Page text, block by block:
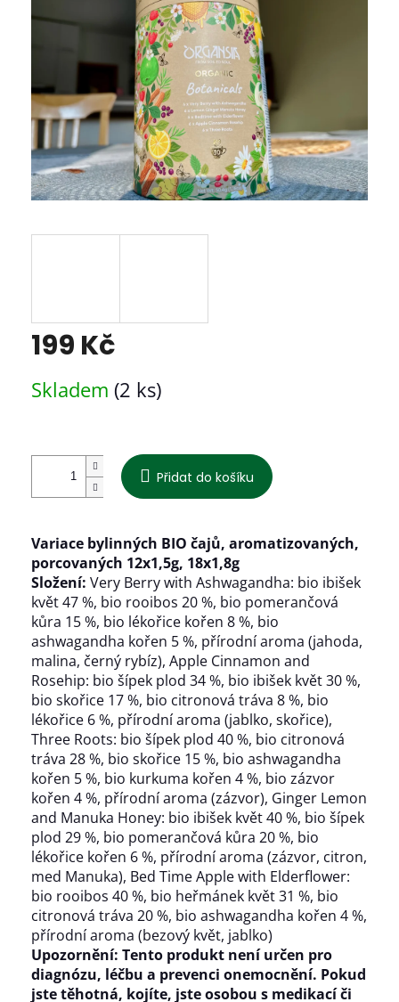
hvězdiček.
199 Kč
cena:
Skladem (2 ks)
Přidat do košíku
Variace bylinných BIO čajů, aromatizovaných,
porcovaných 12x1,5g, 18x1,8g
Složení: Very Berry with Ashwagandha: bio ibišek
květ 47 %, bio rooibos 20 %, bio pomerančová
kůra 15 %, bio lékořice kořen 8 %, bio
ashwagandha kořen 5 %, přírodní aroma (jahoda,
malina, černý rybíz), Apple Cinnamon and
Rosehip: bio šípek plod 34 %, bio ibišek květ 30 %,
bio skořice 17 %, bio citronová tráva 8 %, bio
lékořice 6 %, přírodní aroma (jablko, skořice),
Three Roots: bio šípek plod 40 %, bio citronová
tráva 28 %, bio skořice 15 %, bio ashwagandha
kořen 5 %, bio kurkuma kořen 4 %, bio zázvor
kořen 4 %, přírodní aroma (zázvor), Ginger Lemon
and Manuka Honey: bio ibišek květ 40 %, bio šípek
plod 29 %, bio pomerančová kůra 20 %, bio
lékořice kořen 6 %, přírodní aroma (zázvor, citron,
med Manuka), Bed Time Apple with Elderflower:
bio rooibos 40 %, bio heřmánek květ 31 %, bio
citronová tráva 20 %, bio ashwagandha kořen 4 %,
přírodní aroma (bezový květ, jablko)
Upozornění: Tento produkt není určen pro
diagnózu, léčbu a prevenci onemocnění. Pokud
jste těhotná, kojíte, jste osobou s medikací či